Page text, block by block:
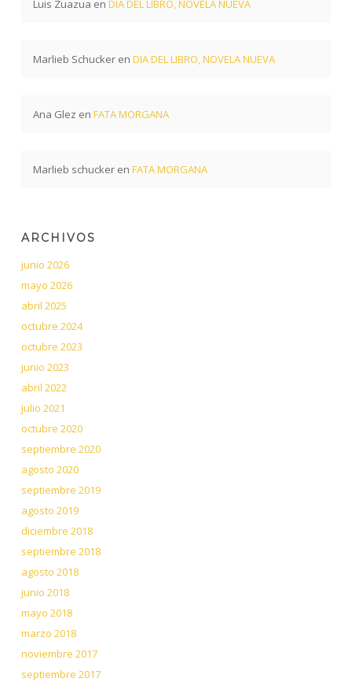
Luis Zuazua en DIA DEL LIBRO, NOVELA NUEVA
Marlieb Schuckeren DIA DEL LIBRO, NOVELA NUEVA
Ana Glez en FATA MORGANA
Marlieb schuckeren FATA MORGANA
ARCHIVOS
junio 2026
mayo 2026
abril 2025
octubre 2024
octubre 2023
junio 2023
abril 2022
julio 2021
octubre 2020
septiembre 2020
agosto 2020
septiembre 2019
agosto 2019
diciembre 2018
septiembre 2018
agosto 2018
junio 2018
mayo 2018
marzo 2018
noviembre 2017
septiembre 2017